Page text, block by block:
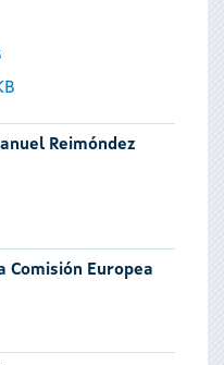
Reimóndez
Comisión Europea